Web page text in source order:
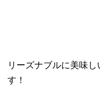
リーズナブルに美味
す！